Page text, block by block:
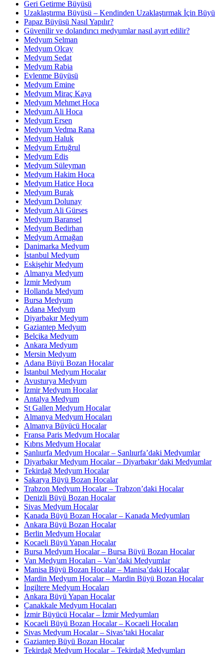
Geri Getirme Büyüsü
Uzaklaştırma Büyüsü – Kendinden Uzaklaştırmak İçin Büyü
Papaz Büyüsü Nasıl Yapılır?
Güvenilir ve dolandırıcı medyumlar nasıl ayırt edilir?
Medyum Selman
Medyum Olcay
Medyum Sedat
Medyum Rabia
Evlenme Büyüsü
Medyum Emine
Medyum Miraç Kaya
Medyum Mehmet Hoca
Medyum Ali Hoca
Medyum Ersen
Medyum Vedma Rana
Medyum Haluk
Medyum Ertuğrul
Medyum Edis
Medyum Süleyman
Medyum Hakim Hoca
Medyum Hatice Hoca
Medyum Burak
Medyum Dolunay
Medyum Ali Gürses
Medyum Baransel
Medyum Bedirhan
Medyum Armağan
Danimarka Medyum
İstanbul Medyum
Eskişehir Medyum
Almanya Medyum
İzmir Medyum
Hollanda Medyum
Bursa Medyum
Adana Medyum
Diyarbakır Medyum
Gaziantep Medyum
Belçika Medyum
Ankara Medyum
Mersin Medyum
Adana Büyü Bozan Hocalar
İstanbul Medyum Hocalar
Avusturya Medyum
İzmir Medyum Hocalar
Antalya Medyum
St Gallen Medyum Hocalar
Almanya Medyum Hocaları
Almanya Büyücü Hocalar
Fransa Paris Medyum Hocalar
Kıbrıs Medyum Hocalar
Şanlıurfa Medyum Hocalar – Şanlıurfa’daki Medyumlar
Diyarbakır Medyum Hocalar – Diyarbakır’daki Medyumlar
Tekirdağ Medyum Hocalar
Sakarya Büyü Bozan Hocalar
Trabzon Medyum Hocalar – Trabzon’daki Hocalar
Denizli Büyü Bozan Hocalar
Sivas Medyum Hocalar
Kanada Büyü Bozan Hocalar – Kanada Medyumları
Ankara Büyü Bozan Hocalar
Berlin Medyum Hocalar
Kocaeli Büyü Yapan Hocalar
Bursa Medyum Hocalar – Bursa Büyü Bozan Hocalar
Van Medyum Hocaları – Van’daki Medyumlar
Manisa Büyü Bozan Hocalar – Manisa’daki Hocalar
Mardin Medyum Hocalar – Mardin Büyü Bozan Hocalar
İngiltere Medyum Hocaları
Ankara Büyü Yapan Hocalar
Çanakkale Medyum Hocaları
İzmir Büyücü Hocalar – İzmir Medyumları
Kocaeli Büyü Bozan Hocalar – Kocaeli Hocaları
Sivas Medyum Hocalar – Sivas’taki Hocalar
Gaziantep Büyü Bozan Hocalar
Tekirdağ Medyum Hocalar – Tekirdağ Medyumları